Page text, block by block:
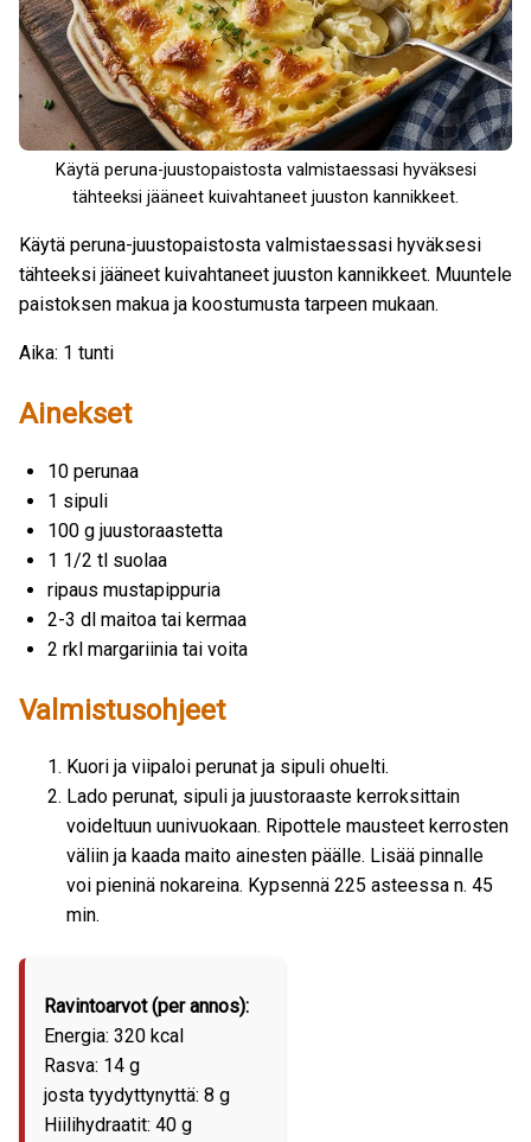
Käytä peruna-juustopaistosta valmistaessasi hyväksesi
tähteeksi jääneet kuivahtaneet juuston kannikkeet.
Käytä peruna-juustopaistosta valmistaessasi hyväksesi
tähteeksi jääneet kuivahtaneet juuston kannikkeet. Muuntele
paistoksen makua ja koostumusta tarpeen mukaan.
Aika: 1 tunti
Ainekset
10 perunaa
1 sipuli
100 g juustoraastetta
1 1/2 tl suolaa
ripaus mustapippuria
2-3 dl maitoa tai kermaa
2 rkl margariinia tai voita
Valmistusohjeet
Kuori ja viipaloi perunat ja sipuli ohuelti.
Lado perunat, sipuli ja juustoraaste kerroksittain
voideltuun uunivuokaan. Ripottele mausteet kerrosten
väliin ja kaada maito ainesten päälle. Lisää pinnalle
voi pieninä nokareina. Kypsennä 225 asteessa n. 45
min.
Ravintoarvot (per annos):
Energia: 320 kcal
Rasva: 14 g
josta tyydyttynyttä: 8 g
Hiilihydraatit: 40 g